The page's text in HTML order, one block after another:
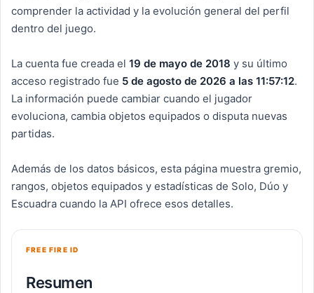
comprender la actividad y la evolución general del perfil
dentro del juego.
La cuenta fue creada el 19 de mayo de 2018 y su último
acceso registrado fue 5 de agosto de 2026 a las 11:57:12.
La información puede cambiar cuando el jugador
evoluciona, cambia objetos equipados o disputa nuevas
partidas.
Además de los datos básicos, esta página muestra gremio,
rangos, objetos equipados y estadísticas de Solo, Dúo y
Escuadra cuando la API ofrece esos detalles.
FREE FIRE ID
Resumen